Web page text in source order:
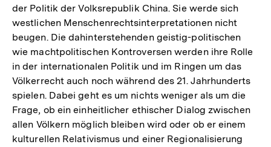
der Politik der Volksrepublik China. Sie werde sich
westlichen Menschenrechtsinterpretationen nicht
beugen. Die dahinterstehenden geistig-politischen
wie machtpolitischen Kontroversen werden ihre Rolle
in der internationalen Politik und im Ringen um das
Völkerrecht auch noch während des 21. Jahrhunderts
spielen. Dabei geht es um nichts weniger als um die
Frage, ob ein einheitlicher ethischer Dialog zwischen
allen Völkern möglich bleiben wird oder ob er einem
kulturellen Relativismus und einer Regionalisierung